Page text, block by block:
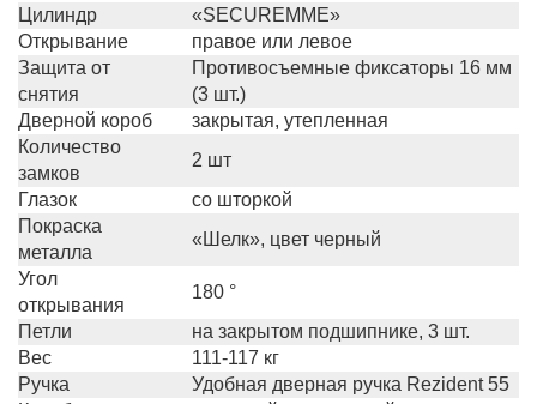
Цилиндр
«SECUREMME»
Открывание
правое или левое
Защита от
снятия
Противосъемные фиксаторы 16 мм
(3 шт.)
Дверной короб
закрытая, утепленная
Количество
замков
2 шт
Глазок
со шторкой
Покраска
металла
«Шелк», цвет черный
Угол
открывания
180 °
Петли
на закрытом подшипнике, 3 шт.
Вес
111-117 кг
Ручка
Удобная дверная ручка Rezident 55